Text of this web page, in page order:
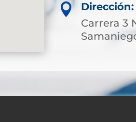

Dirección:
Carrera 3